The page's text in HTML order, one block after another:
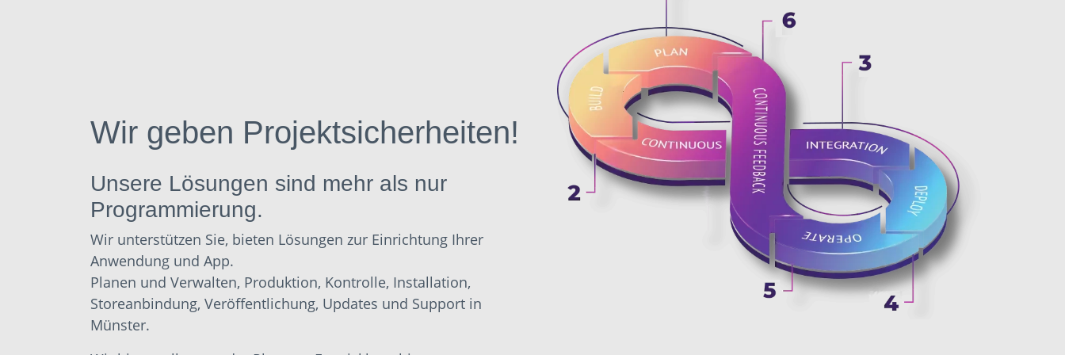
Wir geben Projektsicherheiten!
Unsere Lösungen sind mehr als nur
Programmierung.
Wir unterstützen Sie, bieten Lösungen zur Einrichtung Ihrer
Anwendung und App.
Planen und Verwalten, Produktion, Kontrolle, Installation,
Storeanbindung, Veröffentlichung, Updates und Support in
Münster.